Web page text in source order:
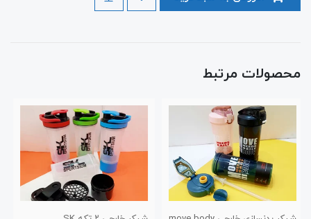
محصولات مرتبط